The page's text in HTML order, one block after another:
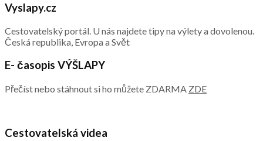
Vyslapy.cz
Cestovatelský portál. U nás najdete tipy na výlety a dovolenou.
Česká republika, Evropa a Svět
E- časopis VÝŠLAPY
Přečíst nebo stáhnout si ho můžete ZDARMA ZDE
Cestovatelská videa